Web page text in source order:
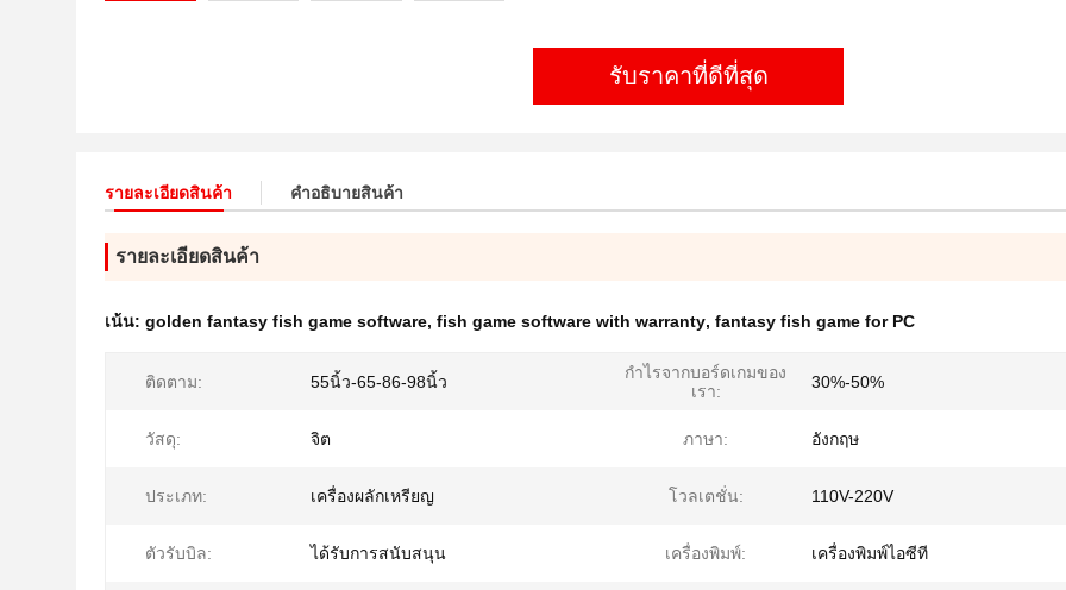
รับราคาที่ดีที่สุด
รายละเอียดสินค้า คําอธิบายสินค้า
รายละเอียดสินค้า
เน้น: golden fantasy fish game software, fish game software with warranty, fantasy fish game for PC
ติดตาม: 55นิ้ว-65-86-98นิ้ว
กำไรจากบอร์ดเกมของ
เรา:
30%-50%
วัสดุ: จิต ภาษา: อังกฤษ
ประเภท: เครื่องผลักเหรียญ โวลเตชั่น: 110V-220V
ตัวรับบิล: ได้รับการสนับสนุน เครื่องพิมพ์: เครื่องพิมพ์ไอซีที